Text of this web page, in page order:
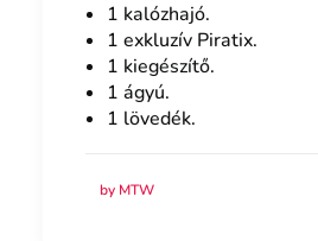
1 kalózhajó.
1 exkluzív Piratix.
1 kiegészítő.
1 ágyú.
1 lövedék.
by MTW